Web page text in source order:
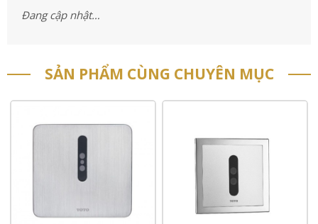
Đang cập nhật…
SẢN PHẨM CÙNG CHUYÊN MỤC